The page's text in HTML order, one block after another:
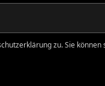
zu. Sie